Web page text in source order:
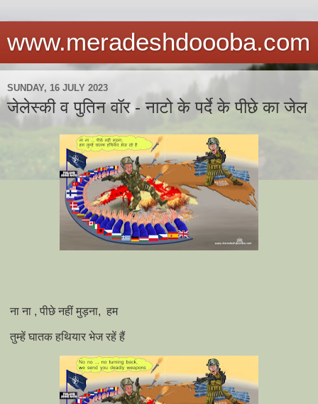
www.meradeshdoooba.com
SUNDAY, 16 JULY 2023
जेलेस्की व पुतिन वॉर - नाटो के पर्दे के पीछे का जेल
ना ना , पीछे नहीं मुड़ना, हम
तुम्हें घातक हथियार भेज रहें हैं